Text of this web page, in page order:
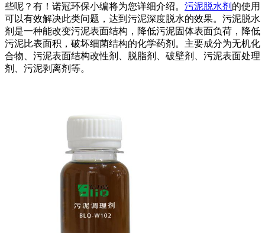
些呢？有！诺冠环保小编将为您详细介绍。 污泥脱水剂 的使用
可以有效解决此类问题，达到污泥深度脱水的效果。污泥脱水
剂是一种能改变污泥表面结构，降低污泥固体表面负荷，降低
污泥比表面积，破坏细菌结构的化学药剂。主要成分为无机化
合物、污泥表面结构改性剂、脱脂剂、破壁剂、污泥表面处理
剂、污泥剥离剂等。